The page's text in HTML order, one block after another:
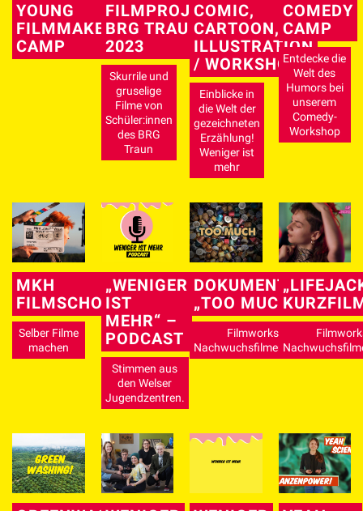
YOUNG
FILMMAKERS
CAMP
FILMPROJEKT
BRG TRAUN
2023
Skurrile und
gruselige
Filme von
Schüler:innen
des BRG
Traun
COMIC,
CARTOON,
ILLUSTRATION
/ WORKSHOP
Einblicke in
die Welt der
gezeichneten
Erzählung!
Weniger ist
mehr
COMEDY
CAMP
Entdecke die
Welt des
Humors bei
unserem
Comedy-
Workshop
MKH
FILMSCHOOL
Selber Filme
machen
„WENIGER
IST
MEHR“ –
PODCAST
Stimmen aus
den Welser
Jugendzentren.
DOKUMENTARFILM
„TOO MUCH“
Filmworkshop für
Nachwuchsfilmemacher*innen